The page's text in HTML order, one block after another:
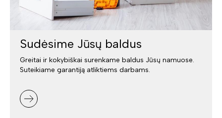
Sudėsime Jūsų baldus
Greitai ir kokybiškai surenkame baldus Jūsų namuose.
Suteikiame garantiją atliktiems darbams.